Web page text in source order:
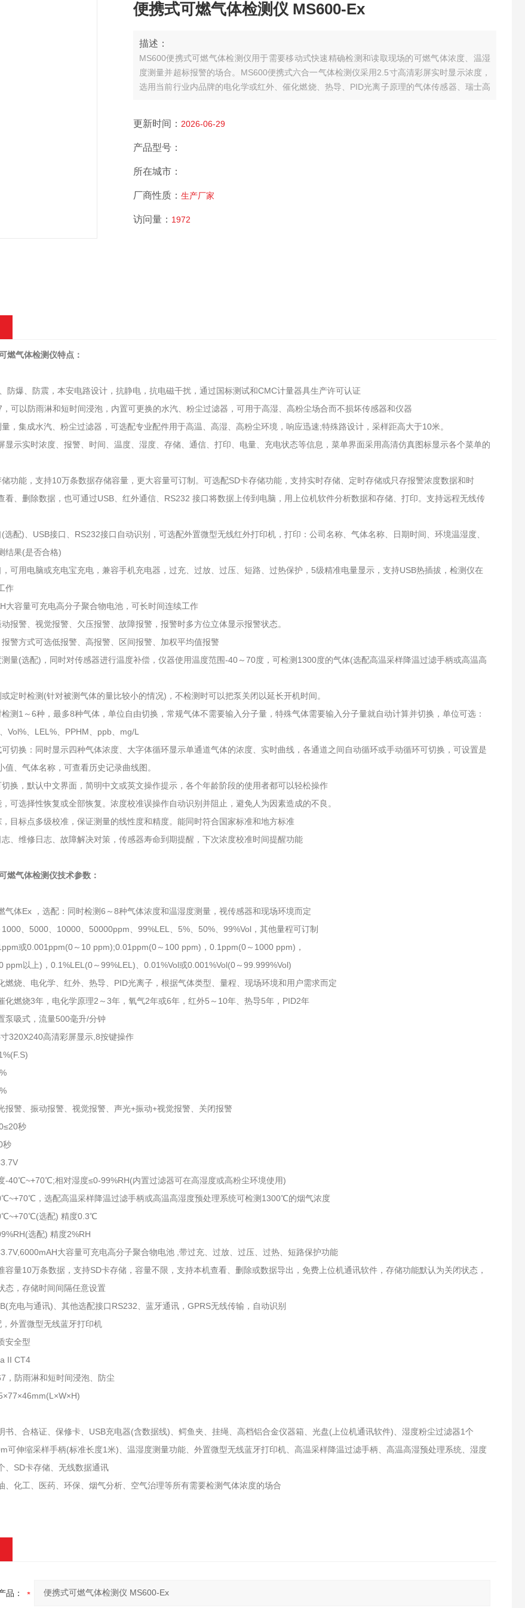
便携式可燃气体检测仪 MS600-Ex
描述：
MS600便携式可燃气体检测仪用于需要移动式快速精确检测和读取现场的可燃气体浓度、温湿
度测量并超标报警的场合。MS600便携式六合一气体检测仪采用2.5寸高清彩屏实时显示浓度，
选用当前行业内品牌的电化学或红外、催化燃烧、热导、PID光离子原理的气体传感器、瑞士高
更新时间： 2026-06-29
产品型号：
所在城市：
厂商性质： 生产厂家
访问量： 1972
燃气体检测仪特点：
防爆、防震，本安电路设计，抗静电，抗电磁干扰，通过国标测试和CMC计量器具生产许可认证
可以防雨淋和短时间浸泡，内置可更换的水汽、粉尘过滤器，可用于高湿、高粉尘场合而不损坏传感器和仪器
，集成水汽、粉尘过滤器，可选配专业配件用于高温、高湿、高粉尘环境，响应迅速;特殊路设计，采样距高大于10米。
显示实时浓度、报警、时间、温度、湿度、存储、通信、打印、电量、充电状态等信息，菜单界面采用高清仿真图标显示各个菜单的
功能，支持10万条数据存储容量，更大容量可订制。可选配SD卡存储功能，支持实时存储、定时存储或只存报警浓度数据和时
看、删除数据，也可通过USB、红外通信、RS232 接口将数据上传到电脑，用上位机软件分析数据和存储、打印。支持远程无线传
选配)、USB接口、RS232接口自动识别，可选配外置微型无线红外打印机，打印：公司名称、气体名称、日期时间、环境温湿度、
结果(是否合格)
可用电脑或充电宝充电，兼容手机充电器，过充、过放、过压、短路、过热保护，5级精准电量显示，支持USB热插拔，检测仪在
作
大容量可充电高分子聚合物电池，可长时间连续工作
报警、视觉报警、欠压报警、故障报警，报警时多方位立体显示报警状态。
警方式可选低报警、高报警、区间报警、加权平均值报警
量(选配)，同时对传感器进行温度补偿，仪器使用温度范围-40～70度，可检测1300度的气体(选配高温采样降温过滤手柄或高温高
定时检测(针对被测气体的量比较小的情况)，不检测时可以把泵关闭以延长开机时间。
测1～6种，最多8种气体，单位自由切换，常规气体不需要输入分子量，特殊气体需要输入分子量就自动计算并切换，单位可选：
Vol%、LEL%、PPHM、ppb、mg/L
切换：同时显示四种气体浓度、大字体循环显示单通道气体的浓度、实时曲线，各通道之间自动循环或手动循环可切换，可设置是
值、气体名称，可查看历史记录曲线图。
换，默认中文界面，简明中文或英文操作提示，各个年龄阶段的使用者都可以轻松操作
可选择性恢复或全部恢复。浓度校准误操作自动识别并阻止，避免人为因素造成的不良。
目标点多级校准，保证测量的线性度和精度。能同时符合国家标准和地方标准
、维修日志、故障解决对策，传感器寿命到期提醒，下次浓度校准时间提醒功能
燃气体检测仪技术参数：
气体Ex ，选配：同时检测6～8种气体浓度和温湿度测量，视传感器和现场环境而定
、5000、10000、50000ppm、99%LEL、5%、50%、99%Vol，其他量程可订制
或0.001ppm(0～10 ppm);0.01ppm(0～100 ppm)，0.1ppm(0～1000 ppm)，
ppm以上)，0.1%LEL(0～99%LEL)、0.01%Vol或0.001%Vol(0～99.999%Vol)
燃烧、电化学、红外、热导、PID光离子，根据气体类型、量程、现场环境和用户需求而定
化燃烧3年，电化学原理2～3年，氧气2年或6年，红外5～10年、热导5年，PID2年
泵吸式，流量500毫升/分钟
320X240高清彩屏显示,8按键操作
报警、振动报警、视觉报警、声光+振动+视觉报警、关闭报警
秒
秒
-40℃~+70℃;相对湿度≤0-99%RH(内置过滤器可在高湿度或高粉尘环境使用)
，选配高温采样降温过滤手柄或高温高湿度预处理系统可检测1300℃的烟气浓度
选配) 精度0.3℃
选配) 精度2%RH
大容量可充电高分子聚合物电池 ,带过充、过放、过压、过热、短路保护功能
容量10万条数据，支持SD卡存储，容量不限，支持本机查看、删除或数据导出，免费上位机通讯软件，存储功能默认为关闭状态，
态，存储时间间隔任意设置
充电与通讯)、其他选配接口RS232、蓝牙通讯，GPRS无线传输，自动识别
外置微型无线蓝牙打印机
安全型
II CT4
，防雨淋和短时间浸泡、防尘
书、合格证、保修卡、USB充电器(含数据线)、鳄鱼夹、挂绳、高档铝合金仪器箱、光盘(上位机通讯软件)、湿度粉尘过滤器1个
可伸缩采样手柄(标准长度1米)、温湿度测量功能、外置微型无线蓝牙打印机、高温采样降温过滤手柄、高温高湿预处理系统、湿度
、SD卡存储、无线数据通讯
、化工、医药、环保、烟气分析、空气治理等所有需要检测气体浓度的场合
品：